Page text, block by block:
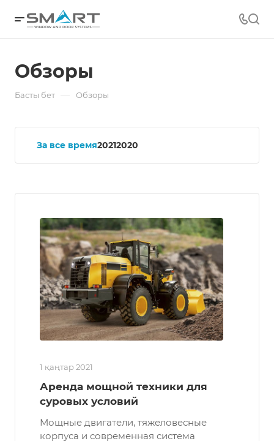
Обзоры
Басты бет — Обзоры
За все время20212020
1 қаңтар 2021
Аренда мощной техники для
суровых условий
Мощные двигатели, тяжеловесные
корпуса и современная система